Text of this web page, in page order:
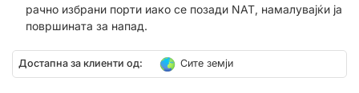
рачно избрани порти иако се позади NAT, намалувајќи ја
површината за напад.
Достапна за клиенти од: Сите земји